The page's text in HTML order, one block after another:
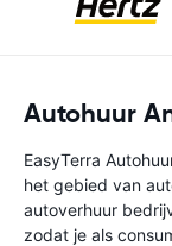
Autohuur
EasyTerra
het gebied van
autoverhuur
zodat je als